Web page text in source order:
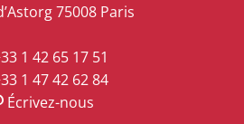
75008 Paris
1 42 65 17 51
1 47 42 62 84
Écrivez-nous